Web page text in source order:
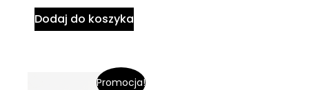
Dodaj do koszyka
Promocja!